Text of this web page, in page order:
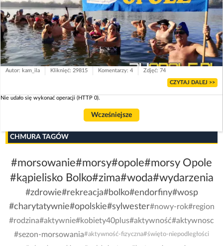
Autor: kam_ila Kliknięć: 29815 Komentarzy: 4 Zdjęć: 74
CZYTAJ DALEJ >>
Nie udało się wykonać operacji (HTTP 0).
Wcześniejsze
CHMURA TAGÓW
#morsowanie#morsy#opole#morsy Opole
#kąpielisko Bolko#zima#woda#wydarzenia
#zdrowie#rekreacja#bolko#endorfiny#wosp
#charytatywnie#opolskie#sylwester#nowy-rok#region
#rodzina#aktywnie#kobiety40plus#aktywność#aktywnosc
#sezon-morsowania#aktywność-fizyczna#święto-niepodległości